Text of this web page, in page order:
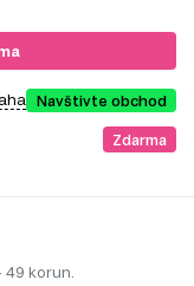
Navštivte obchod
Zdarma
korun.